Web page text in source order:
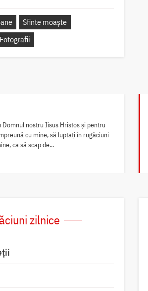
Sfinte moaște
Fotografii
Domnul nostru Iisus Hristos și pentru
cu mine, să luptați în rugăciuni
ca să scap de...
zilnice